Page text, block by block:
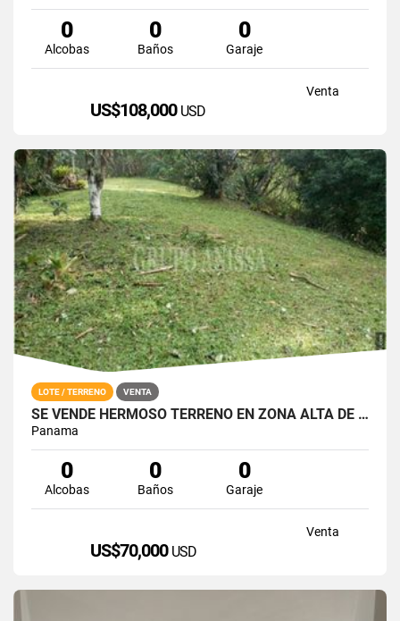
0
Alcobas
0
Baños
0
Garaje
Venta
US$108,000 USD
LOTE / TERRENO VENTA
SE VENDE HERMOSO TERRENO EN ZONA ALTA DE ALTOS DEL MARIA
Panama
0
Alcobas
0
Baños
0
Garaje
Venta
US$70,000 USD